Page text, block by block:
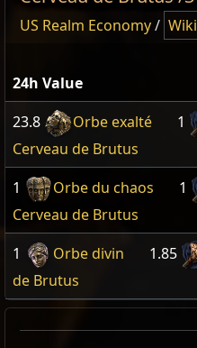
US Realm Economy/ Wiki
24h Value
23.8
Orbe exalté
1
Cerveau de Brutus
1 Orbe du chaos
1
Cerveau de Brutus
1 Orbe divin 1.85
de Brutus